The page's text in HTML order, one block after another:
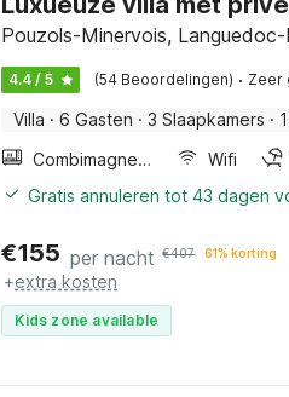
Pouzols-Minervois,
4.4 / 5 (54 Beoordelingen) · Zeer
Villa · 6 Gasten · 3 Slaapkamers ·
Combimagnetron
Wifi
Gratis annuleren tot 43 dagen
€155 per nacht €407 61% korting
+extra kosten
Kids zone available